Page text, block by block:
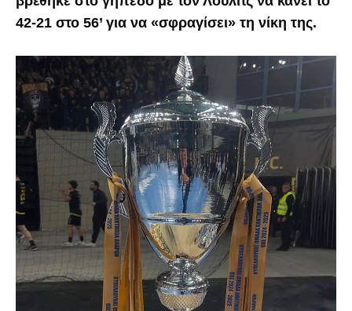
42-21 στο 56’ για να «σφραγίσει» τη νίκη της.